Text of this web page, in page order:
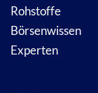
Rohstoffe
Börsenwissen
Experten